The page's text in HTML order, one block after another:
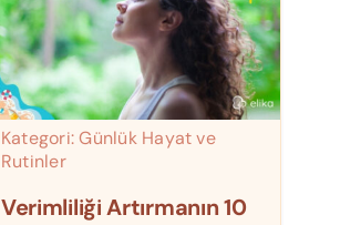
Kategori:Günlük Hayat ve
Rutinler
Verimliliği Artırmanın 10